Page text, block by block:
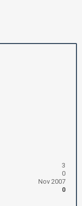
3
0
Nov 2007
0